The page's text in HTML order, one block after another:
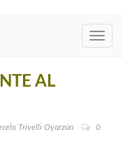
AL
Trivelli Oyarzún
0